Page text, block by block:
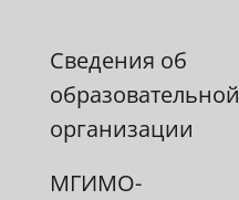
Сведения об
образовательной
организации
МГИМО-